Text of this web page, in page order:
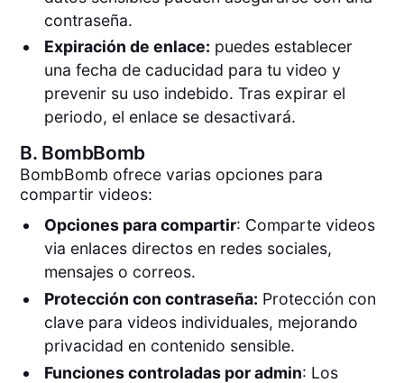
contraseña.
Expiración de enlace: puedes establecer
una fecha de caducidad para tu video y
prevenir su uso indebido. Tras expirar el
periodo, el enlace se desactivará.
B. BombBomb
BombBomb ofrece varias opciones para
compartir videos:
Opciones para compartir: Comparte videos
via enlaces directos en redes sociales,
mensajes o correos.
Protección con contraseña: Protección con
clave para videos individuales, mejorando
privacidad en contenido sensible.
Funciones controladas por admin: Los